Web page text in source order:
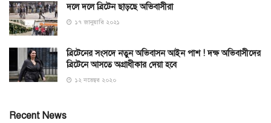
দলে দলে ব্রিটেন ছাড়ছে অভিবাসীরা
১৭ জানুয়ারি ২০২১
ব্রিটেনের সংসদে নতুন অভিবাসন আইন পাশ ! দক্ষ অভিবাসীদের
ব্রিটেনে আসতে অগ্রাধীকার দেয়া হবে
১২ নভেম্বর ২০২০
Recent News